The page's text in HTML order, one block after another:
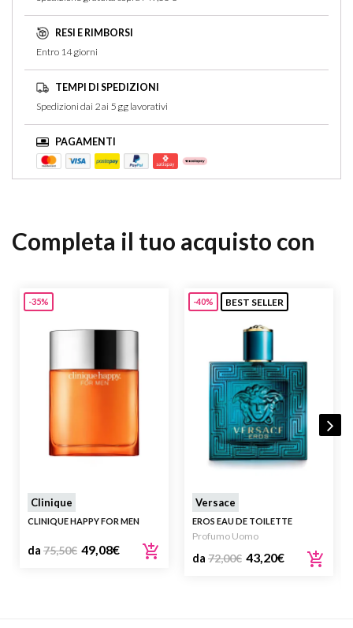
RESI E RIMBORSI
Entro 14 giorni
TEMPI DI SPEDIZIONI
Spedizioni dai 2 ai 5 gg lavorativi
PAGAMENTI
Completa il tuo acquisto con
-35%
Clinique
CLINIQUE HAPPY FOR MEN
da 75,50€ 49,08€
-40% BEST SELLER
Versace
EROS EAU DE TOILETTE
Profumo Uomo
da 72,00€ 43,20€